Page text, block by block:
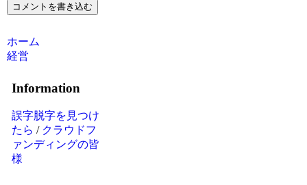
コメントを書き込む
ホーム
経営
Information
誤字脱字を見つけ
たら / クラウドフ
ァンディングの皆
様